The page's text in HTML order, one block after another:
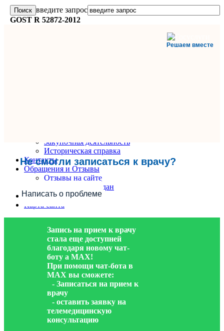
введите запрос
GOST R 52872-2012
Решаем вместе
Не смогли записаться к врачу?
Написать о проблеме
Закупочная деятельность
Историческая справка
Контакты
Обращения и Отзывы
Отзывы на сайте
Обращения граждан
Вопрос-Ответ
Карта сайта
Запись на прием к врачу
стала еще доступней
благодаря новому чат-
боту а МАХ!
При помощи чат-бота в
МАХ вы сможете:
- Записаться на прием к
врачу
- оставить заявку на
телемедицинскую
консультацию